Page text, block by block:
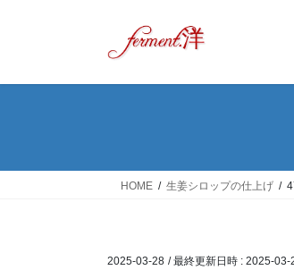
HOME 生姜シロップの仕上げ
2025-03-28 / 最終更新日時 : 2025-03-